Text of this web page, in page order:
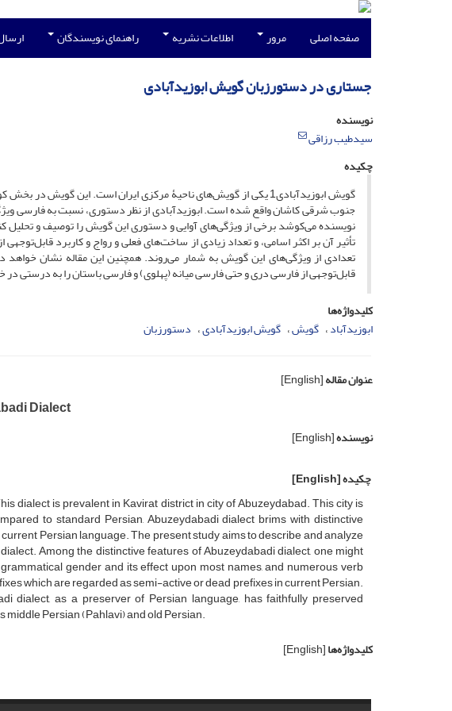
صفحه اصلی مرور اطلاعات نشریه راهنمای نویسندگان
جستاری در دستورزبان گویش ابوزیدآبادی
نویسنده
سیدطیب رزاقی
چکیده
گویش ابوزیدآبادی1 یکی از گویش‌های ناحیۀ مرکزی ایران است. این
جنوب شرقی کاشان واقع شده است. ابوزیدآبادی از نظر دستوری، نسبت به فارسی
نویسنده می‌کوشد برخی از ویژگی‌های آوایی و دستوری این گویش را توصیف و
تأثیر آن بر اکثر اسامی، و تعداد زیادی از ساخت‌های فعلی و رواج و کاربرد
تعدادی از ویژگی‌های این گویش به شمار می‌روند. همچنین این مقاله نشان خواهد
قابل‌توجهی از فارسی دری و حتی فارسی میانه (پهلوی) و فارسی باستان را به درستی
کلیدواژه‌ها
ابوزیدآباد گویش گویش ابوزیدآبادی دستورزبان
عنوان مقاله[English]
Dialect
نویسنده[English]
چکیده[English]
dialect is prevalent in Kavirat district in city of Abuzeydabad. This city is
to standard Persian, Abuzeydabadi dialect brims with distinctive
Persian language. The present study aims to describe and analyze
Among the distinctive features of Abuzeydabadi dialect, one might
gender and its effect upon most names, and numerous verb
which are regarded as semi-active or dead prefixes in current Persian.
dialect, as a preserver of Persian language, has faithfully preserved
Persian (Pahlavi) and old Persian.
کلیدواژه‌ها[English]